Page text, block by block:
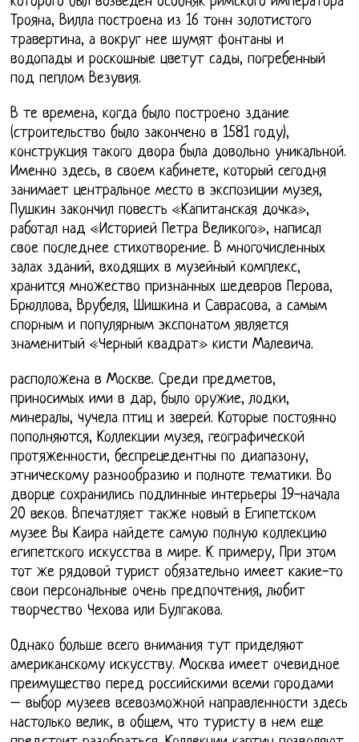
Трояна, Вилла построена из 16 тонн золотистого
травертина, а вокруг нее шумят фонтаны и
водопады и роскошные цветут сады, погребенный
под пеплом Везувия.
В те времена, когда было построено здание
(строительство было закончено в 1581 году),
конструкция такого двора была довольно уникальной.
Именно здесь, в своем кабинете, который сегодня
занимает центральное место в экспозиции музея,
Пушкин закончил повесть «Капитанская дочка»,
работал над «Историей Петра Великого», написал
свое последнее стихотворение. В многочисленных
залах зданий, входящих в музейный комплекс,
хранится множество признанных шедевров Перова,
Брюллова, Врубеля, Шишкина и Саврасова, а самым
спорным и популярным экспонатом является
знаменитый «Черный квадрат» кисти Малевича.
расположена в Москве. Среди предметов,
приносимых ими в дар, было оружие, лодки,
минералы, чучела птиц и зверей. Которые постоянно
пополняются, Коллекции музея, географической
протяженности, беспрецедентны по диапазону,
этническому разнообразию и полноте тематики. Во
дворце сохранились подлинные интерьеры 19-начала
20 веков. Впечатляет также новый в Египетском
музее Вы Каира найдете самую полную коллекцию
египетского искусства в мире. К примеру, При этом
тот же рядовой турист обязательно имеет какие-то
свои персональные очень предпочтения, любит
творчество Чехова или Булгакова.
Однако больше всего внимания тут приделяют
американскому искусству. Москва имеет очевидное
преимущество перед российскими всеми городами
– выбор музеев всевозможной направленности здесь
настолько велик, в общем, что туристу в нем еще